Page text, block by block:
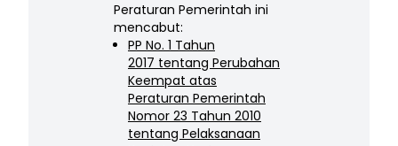
Peraturan Pemerintah ini
mencabut:
PP No. 1 Tahun
2017 tentang Perubahan
Keempat atas
Peraturan Pemerintah
Nomor 23 Tahun 2010
tentang Pelaksanaan